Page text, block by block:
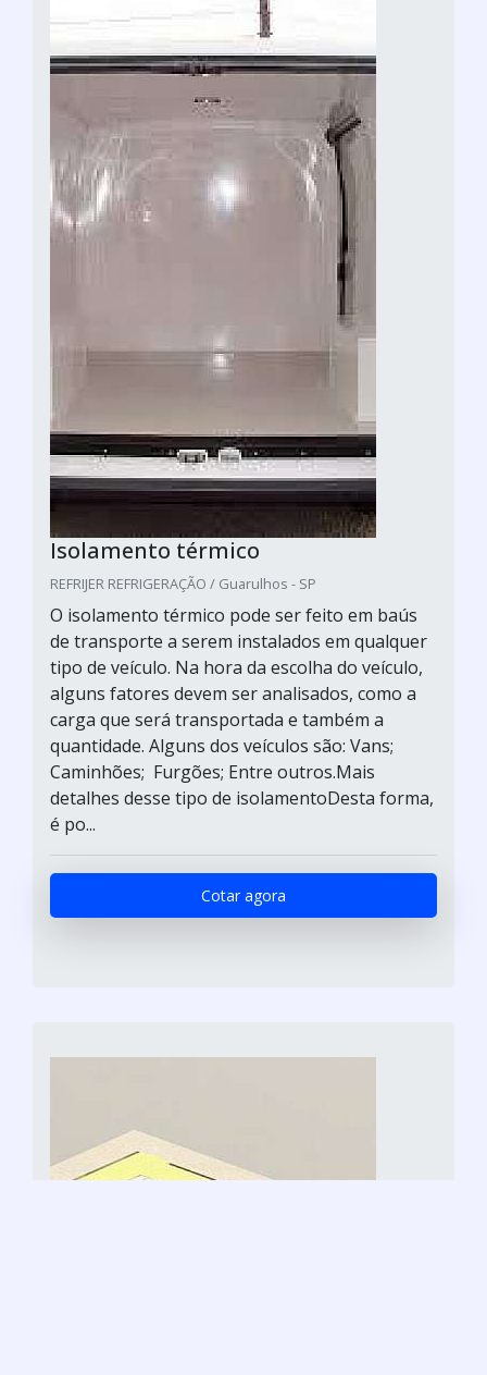
Isolamento térmico
REFRIJER REFRIGERAÇÃO / Guarulhos - SP
O isolamento térmico pode ser feito em baús
de transporte a serem instalados em qualquer
tipo de veículo. Na hora da escolha do veículo,
alguns fatores devem ser analisados, como a
carga que será transportada e também a
quantidade. Alguns dos veículos são: Vans;
Caminhões; Furgões; Entre outros.Mais
detalhes desse tipo de isolamentoDesta forma,
é po...
Cotar agora